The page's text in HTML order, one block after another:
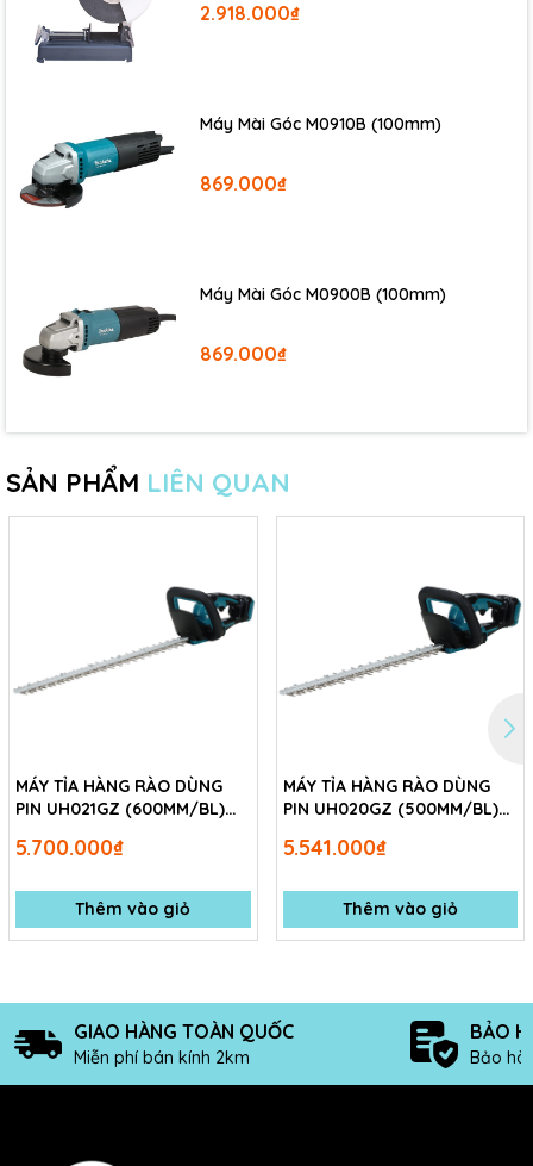
2.918.000₫
Máy Mài Góc M0910B (100mm)
869.000₫
Máy Mài Góc M0900B (100mm)
869.000₫
SẢN PHẨM LIÊN QUAN
MÁY TỈA HÀNG RÀO DÙNG
PIN UH021GZ (600MM/BL)
sạc
5.700.000₫
Thêm vào giỏ
MÁY TỈA HÀNG RÀO DÙNG
PIN UH020GZ (500MM/BL)
sạc)
5.541.000₫
Thêm vào giỏ
GIAO HÀNG TOÀN QUỐC
Miễn phí bán kính 2km
BẢO
Bảo